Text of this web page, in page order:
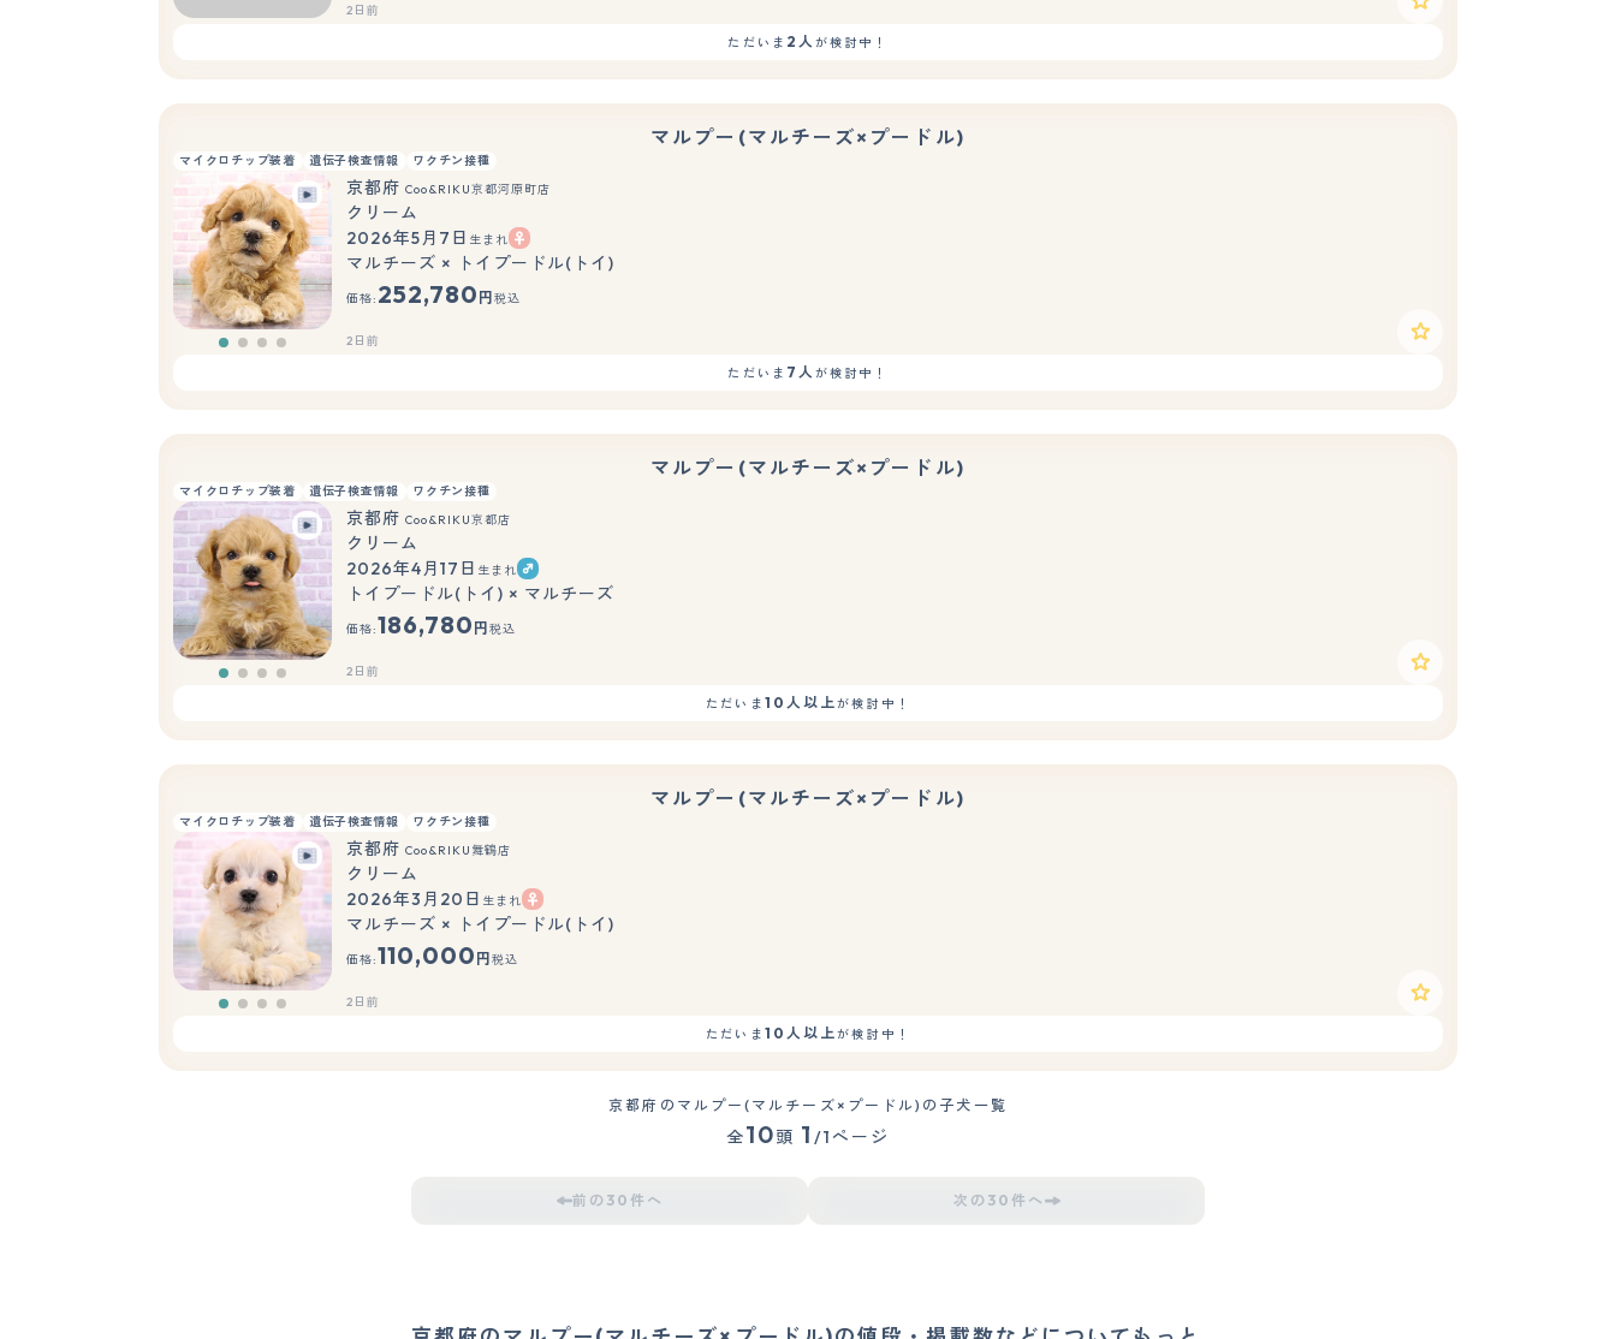
2日前
ただいま 2人が検討中！
マルプー(マルチーズ×プードル)
マイクロチップ装着 遺伝子検査情報 ワクチン接種
京都府 Coo&RIKU京都河原町店
クリーム
2026年5月7日 生まれ
マルチーズ × トイプードル(トイ)
価格: 252,780 円 税込
2日前
ただいま 7人が検討中！
マルプー(マルチーズ×プードル)
マイクロチップ装着 遺伝子検査情報 ワクチン接種
京都府 Coo&RIKU京都店
クリーム
2026年4月17日 生まれ
トイプードル(トイ) × マルチーズ
価格:186,780 円 税込
2日前
ただいま 10人以上が検討中！
マルプー(マルチーズ×プードル)
マイクロチップ装着 遺伝子検査情報 ワクチン接種
京都府 Coo&RIKU舞鶴店
クリーム
2026年3月20日 生まれ
マルチーズ × トイプードル(トイ)
価格:110,000 円 税込
2日前
ただいま 10人以上が検討中！
京都府のマルプー(マルチーズ×プードル)の子犬一覧
全10頭 1 /1ページ
前の30件へ 次の30件へ